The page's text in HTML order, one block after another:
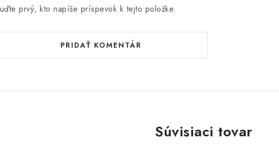
prvý, kto napíše príspevok k tejto položke.
PRIDAŤ KOMENTÁR
Súvisiaci tovar